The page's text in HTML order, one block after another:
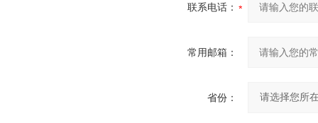
联系电话：
常用邮箱：
省份：